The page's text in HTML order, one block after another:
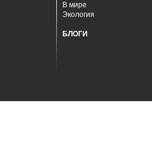
В мире
Экология
БЛОГИ